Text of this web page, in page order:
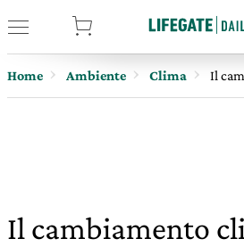
Home Ambiente Clima Il
Il cambiamento